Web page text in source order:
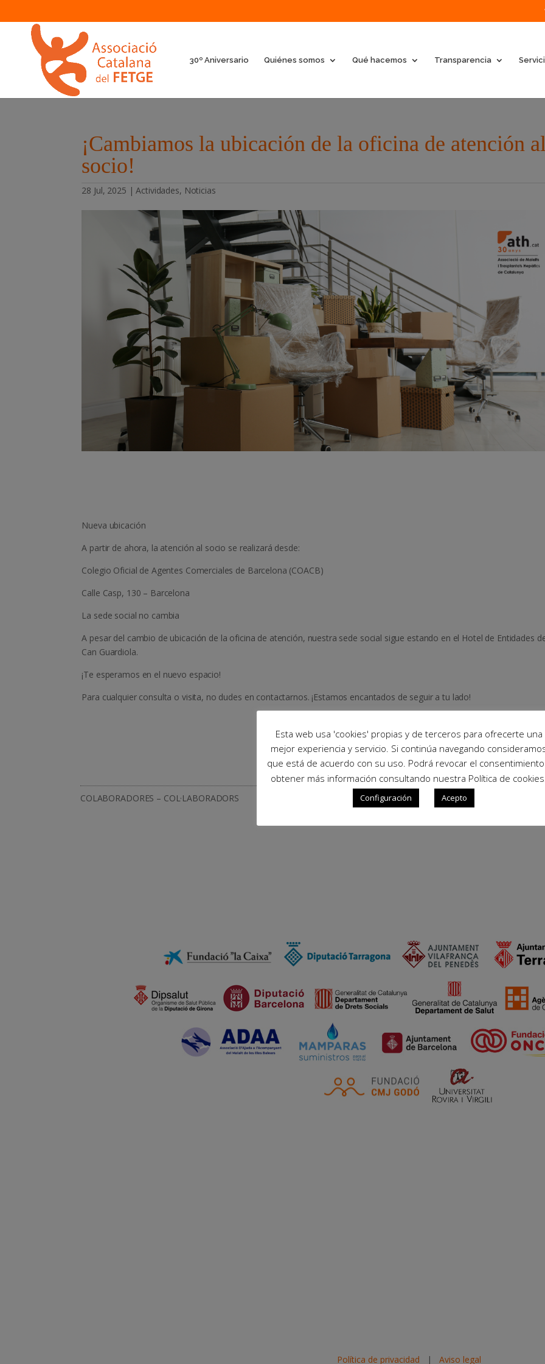
30º Aniversario Quiénes somos Qué hacemos Transparencia
¡Cambiamos la ubicación de la oficina de atención
socio!
28 Jul, 2025 |Actividades, Noticias
Nueva ubicación
A partir de ahora, la atención al socio se realizará desde:
Colegio Oficial de Agentes Comerciales de Barcelona (COACB)
Calle Casp, 130 – Barcelona
La sede social no cambia
A pesar del cambio de ubicación de la oficina de atención, nuestra sede social sigue estando en el Hotel de Entidades
Can Guardiola.
¡Te esperamos en el nuevo espacio!
Para cualquier consulta o visita, no dudes en contactarnos. ¡Estamos encantados de seguir a tu lado!
COLABORADORES – COL·LABORADORS
Política de privacidad | Aviso legal
Esta web usa 'cookies' propias y de terceros para ofrecerte una
mejor experiencia y servicio. Si continúa navegando
que está de acuerdo con su uso. Podrá revocar el
obtener más información consultando nuestra Política de cookies.
Configuración Acepto